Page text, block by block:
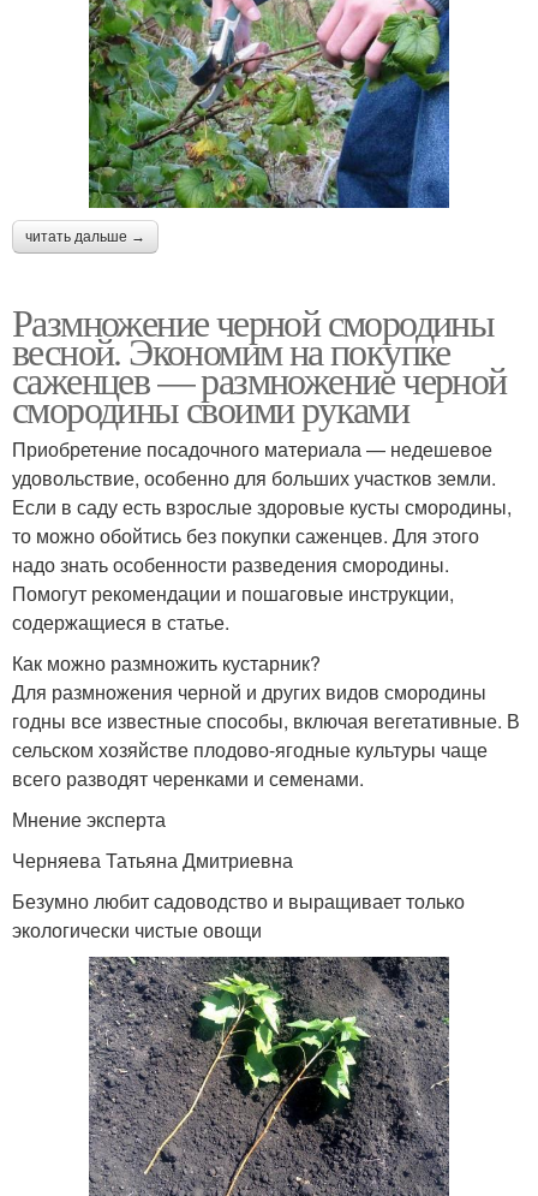
читать дальше →
Размножение черной смородины
весной. Экономим на покупке
саженцев — размножение черной
смородины своими руками
Приобретение посадочного материала — недешевое
удовольствие, особенно для больших участков земли.
Если в саду есть взрослые здоровые кусты смородины,
то можно обойтись без покупки саженцев. Для этого
надо знать особенности разведения смородины.
Помогут рекомендации и пошаговые инструкции,
содержащиеся в статье.
Как можно размножить кустарник?
Для размножения черной и других видов смородины
годны все известные способы, включая вегетативные. В
сельском хозяйстве плодово-ягодные культуры чаще
всего разводят черенками и семенами.
Мнение эксперта
Черняева Татьяна Дмитриевна
Безумно любит садоводство и выращивает только
экологически чистые овощи